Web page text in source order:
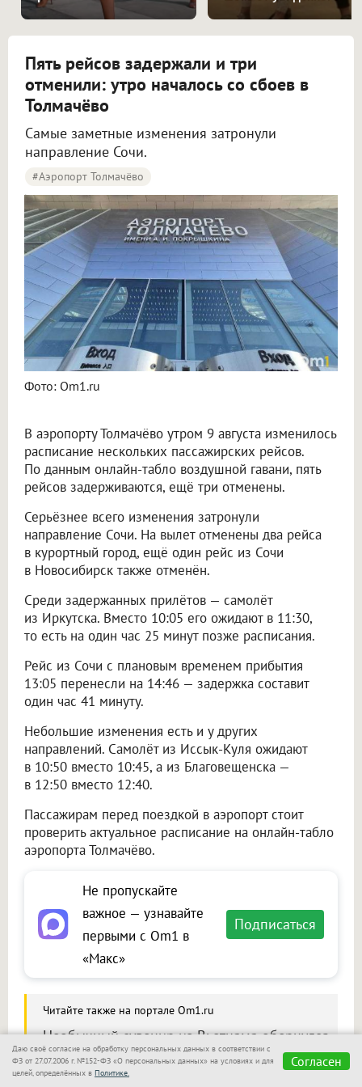
Пять рейсов задержали и три
отменили: утро началось со сбоев в
Толмачёво
Самые заметные изменения затронули
направление Сочи.
#Аэропорт Толмачёво
Фото: Om1.ru
В аэропорту Толмачёво утром 9 августа изменилось
расписание нескольких пассажирских рейсов.
По данным онлайн-табло воздушной гавани, пять
рейсов задерживаются, ещё три отменены.
Серьёзнее всего изменения затронули
направление Сочи. На вылет отменены два рейса
в курортный город, ещё один рейс из Сочи
в Новосибирск также отменён.
Среди задержанных прилётов — самолёт
из Иркутска. Вместо 10:05 его ожидают в 11:30,
то есть на один час 25 минут позже расписания.
Рейс из Сочи с плановым временем прибытия
13:05 перенесли на 14:46 — задержка составит
один час 41 минуту.
Небольшие изменения есть и у других
направлений. Самолёт из Иссык-Куля ожидают
в 10:50 вместо 10:45, а из Благовещенска —
в 12:50 вместо 12:40.
Пассажирам перед поездкой в аэропорт стоит
проверить актуальное расписание на онлайн-табло
аэропорта Толмачёво.
Не пропускайте
важное — узнавайте
первыми с Om1 в
«Макс»
Подписаться
Читайте также на портале Om1.ru
Необычный сувенир из Вьетнама обернулся
проблемами для пассажира в Новосибирске
Даю своё согласие на обработку персональных данных в соответствии с
ФЗ от 27.07.2006 г. №152-ФЗ «О персональных данных» на условиях и для
целей, определённых в Политике.
Согласен